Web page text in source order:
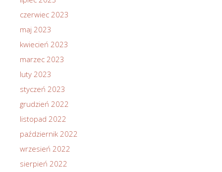
czerwiec 2023
maj 2023
kwiecień 2023
marzec 2023
luty 2023
styczeń 2023
grudzień 2022
listopad 2022
październik 2022
wrzesień 2022
sierpień 2022